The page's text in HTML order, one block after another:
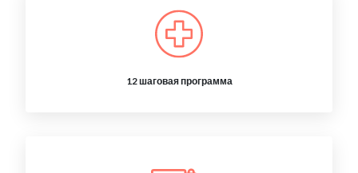
12 шаговая программа